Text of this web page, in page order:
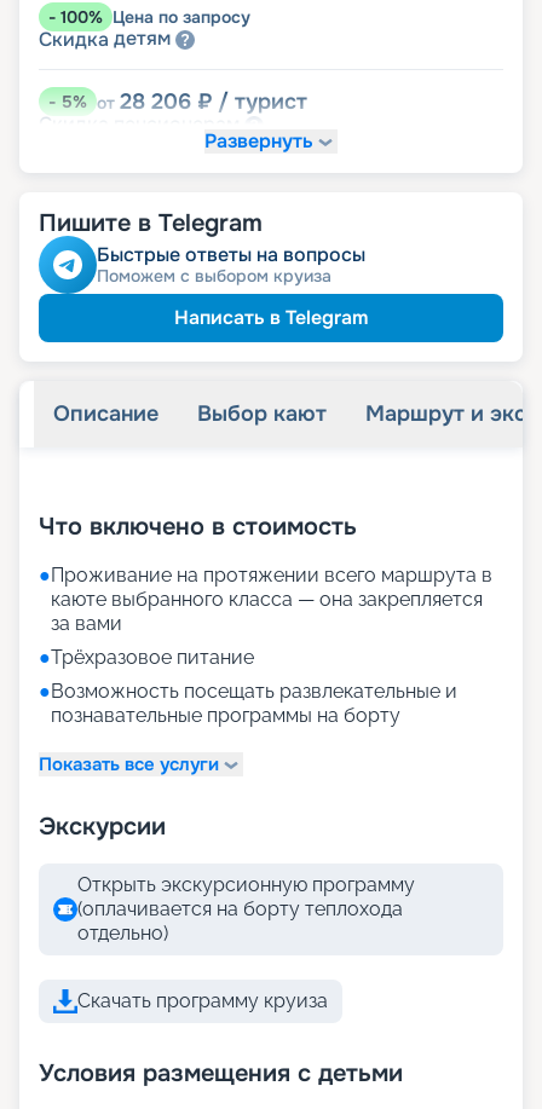
- 100% Цена по запросу
Скидка детям
-5% от 28 206 ₽ / турист
Скидка
Развернуть
Пишите в Telegram
Быстрые ответы на вопросы
Поможем с выбором круиза
Написать в Telegram
Описание Выбор кают Маршрут и
Что включено в стоимость
●Проживание на протяжении всего маршрута в
каюте выбранного класса — она закрепляется
за вами
●Трёхразовое питание
●Возможность посещать развлекательные и
познавательные программы на борту
Показать все услуги
Экскурсии
Открыть экскурсионную программу
(оплачивается на борту теплохода
отдельно)
Скачать программу круиза
Условия размещения с детьми